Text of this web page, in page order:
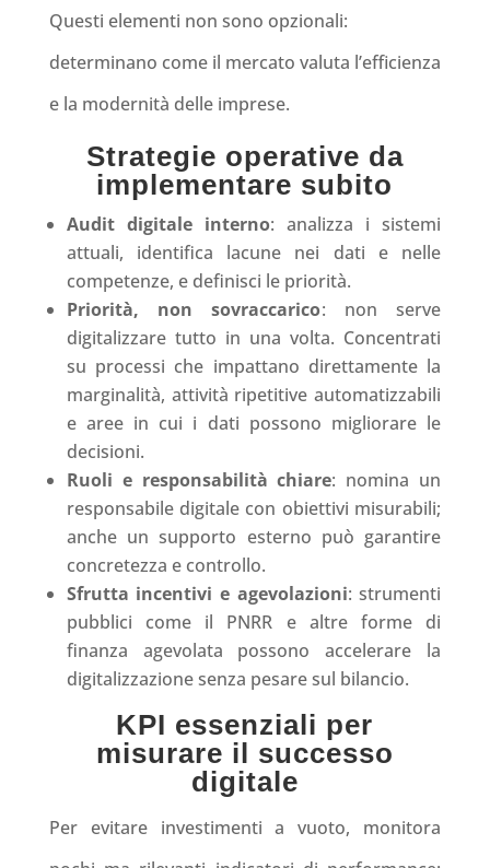
Questi elementi non sono opzionali:
determinano come il mercato valuta l’efficienza
e la modernità delle imprese.
Strategie operative da
implementare subito
Audit digitale interno: analizza i sistemi
attuali, identifica lacune nei dati e nelle
competenze, e definisci le priorità.
Priorità, non sovraccarico: non serve
digitalizzare tutto in una volta. Concentrati
su processi che impattano direttamente la
marginalità, attività ripetitive automatizzabili
e aree in cui i dati possono migliorare le
decisioni.
Ruoli e responsabilità chiare: nomina un
responsabile digitale con obiettivi misurabili;
anche un supporto esterno può garantire
concretezza e controllo.
Sfrutta incentivi e agevolazioni: strumenti
pubblici come il PNRR e altre forme di
finanza agevolata possono accelerare la
digitalizzazione senza pesare sul bilancio.
KPI essenziali per
misurare il successo
digitale
Per evitare investimenti a vuoto, monitora